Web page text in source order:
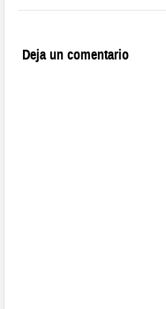
Deja un comentario